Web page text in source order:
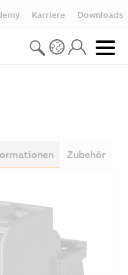
Karriere Downloads
Zubehör